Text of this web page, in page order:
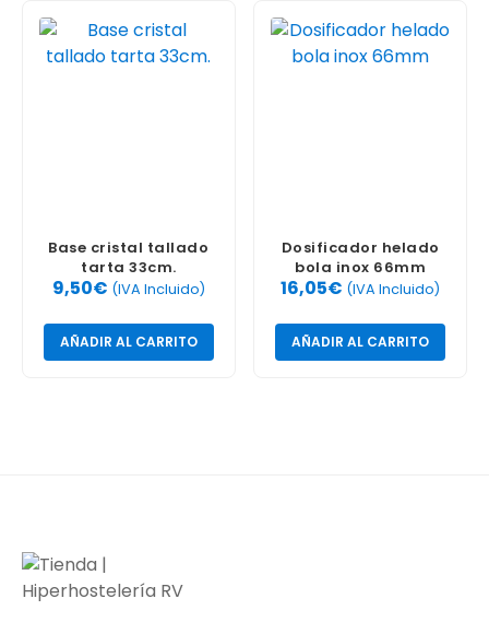
Base cristal tallado
tarta 33cm.
9,50€ (IVA Incluido)
AÑADIR AL CARRITO
Dosificador helado
bola inox 66mm
16,05€ (IVA Incluido)
AÑADIR AL CARRITO